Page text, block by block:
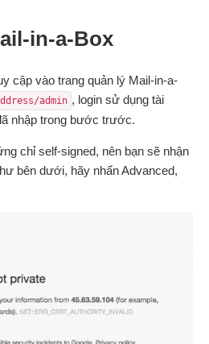
in-a-Box
cập vào trang quản lý Mail-in-a-
admin , login sử dụng tài
nhập trong bước trước.
chỉ self-signed, nên bạn sẽ nhận
bên dưới, hãy nhấn Advanced,